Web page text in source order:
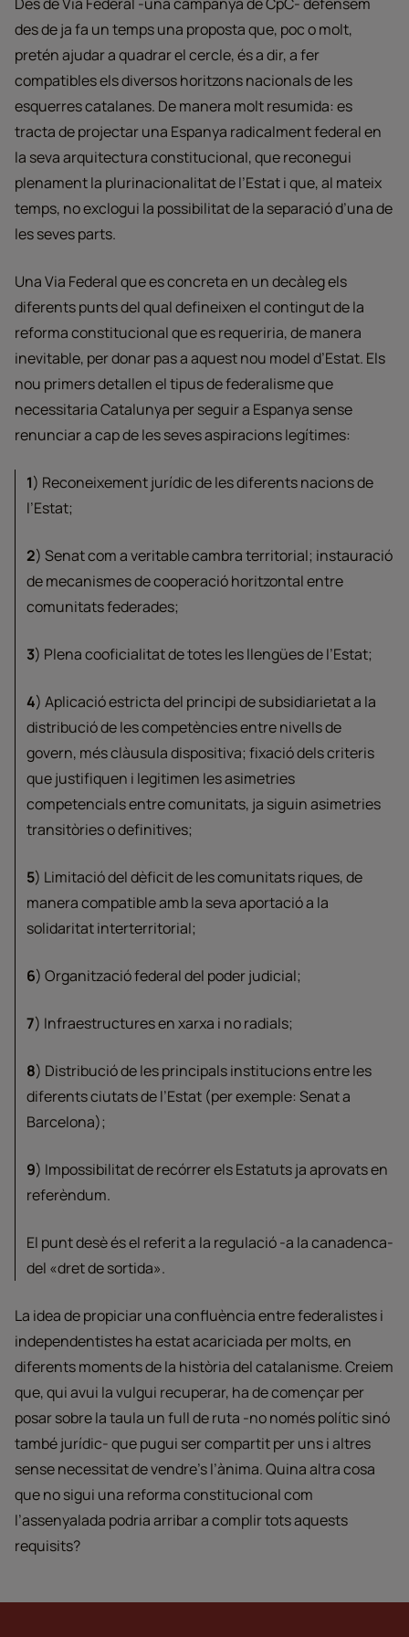
des de ja fa un temps una proposta que, poc o molt,
pretén ajudar a quadrar el cercle, és a dir, a fer
compatibles els diversos horitzons nacionals de les
esquerres catalanes. De manera molt resumida: es
tracta de projectar una Espanya radicalment federal en
la seva arquitectura constitucional, que reconegui
plenament la plurinacionalitat de l’Estat i que, al mateix
temps, no exclogui la possibilitat de la separació d’una de
les seves parts.
Una Via Federal que es concreta en un decàleg els
diferents punts del qual defineixen el contingut de la
reforma constitucional que es requeriria, de manera
inevitable, per donar pas a aquest nou model d’Estat. Els
nou primers detallen el tipus de federalisme que
necessitaria Catalunya per seguir a Espanya sense
renunciar a cap de les seves aspiracions legítimes:
1) Reconeixement jurídic de les diferents nacions de
l’Estat;
2) Senat com a veritable cambra territorial; instauració
de mecanismes de cooperació horitzontal entre
comunitats federades;
3) Plena cooficialitat de totes les llengües de l’Estat;
4) Aplicació estricta del principi de subsidiarietat a la
distribució de les competències entre nivells de
govern, més clàusula dispositiva; fixació dels criteris
que justifiquen i legitimen les asimetries
competencials entre comunitats, ja siguin asimetries
transitòries o definitives;
5) Limitació del dèficit de les comunitats riques, de
manera compatible amb la seva aportació a la
solidaritat interterritorial;
6) Organització federal del poder judicial;
7) Infraestructures en xarxa i no radials;
8) Distribució de les principals institucions entre les
diferents ciutats de l’Estat (per exemple: Senat a
Barcelona);
9) Impossibilitat de recórrer els Estatuts ja aprovats en
referèndum.
El punt desè és el referit a la regulació -a la canadenca-
del «dret de sortida».
La idea de propiciar una confluència entre federalistes i
independentistes ha estat acariciada per molts, en
diferents moments de la història del catalanisme. Creiem
que, qui avui la vulgui recuperar, ha de començar per
posar sobre la taula un full de ruta -no només polític sinó
també jurídic- que pugui ser compartit per uns i altres
sense necessitat de vendre’s l’ànima. Quina altra cosa
que no sigui una reforma constitucional com
l’assenyalada podria arribar a complir tots aquests
requisits?